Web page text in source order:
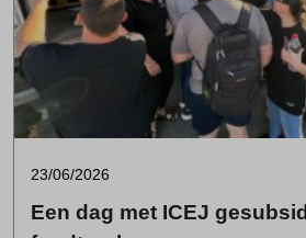
23/06/2026
Een dag met ICEJ